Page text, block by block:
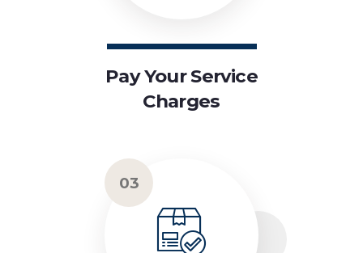
Pay Your Service
Charges
03